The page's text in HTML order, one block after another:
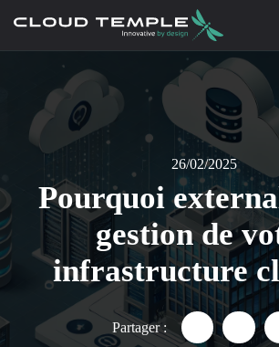
26/02/2025
Pourquoi
gestion de
infrastructure
Partager : Partager